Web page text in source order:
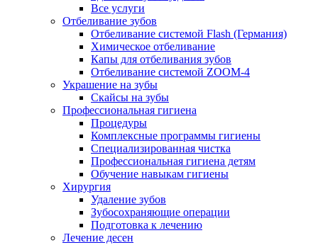
Все услуги
Отбеливание зубов
Отбеливание системой Flash (Германия)
Химическое отбеливание
Капы для отбеливания зубов
Отбеливание системой ZOOM-4
Украшение на зубы
Скайсы на зубы
Профессиональная гигиена
Процедуры
Комплексные программы гигиены
Специализированная чистка
Профессиональная гигиена детям
Обучение навыкам гигиены
Хирургия
Удаление зубов
Зубосохраняющие операции
Подготовка к лечению
Лечение десен